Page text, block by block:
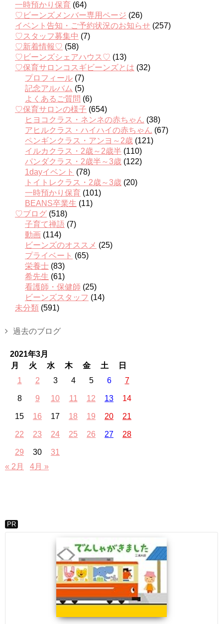
一時預かり保育 (64)
♡ビーンズメンバー専用ページ (26)
イベント告知・ご予約状況のお知らせ (257)
♡スタッフ募集中 (7)
♡新着情報♡ (58)
♡ビーンズシェアハウス♡ (13)
♡保育サロンコスギビーンズとは (32)
プロフィール (7)
記念アルバム (5)
よくあるご質問 (6)
♡保育サロンの様子 (654)
ヒヨコクラス・ネンネの赤ちゃん (38)
アヒルクラス・ハイハイの赤ちゃん (67)
ペンギンクラス・アンヨ～2歳 (121)
イルカクラス・2歳～2歳半 (110)
パンダクラス・2歳半～3歳 (122)
1dayイベント (78)
トイトレクラス・2歳～3歳 (20)
一時預かり保育 (101)
BEANS卒業生 (11)
♡ブログ (518)
子育て禅語 (7)
動画 (114)
ビーンズのオススメ (25)
プライベート (65)
栄養士 (83)
希先生 (61)
看護師・保健師 (25)
ビーンズスタッフ (14)
未分類 (591)
過去のブログ
2021年3月
月
火 水 木 金 土
日
1
2 3 4 5 6 7
8 9 10 11 12 13 14
15 16 17 18 19 20 21
22 23 24 25 26 27 28
29 30
31
« 2月
4月 »
PR